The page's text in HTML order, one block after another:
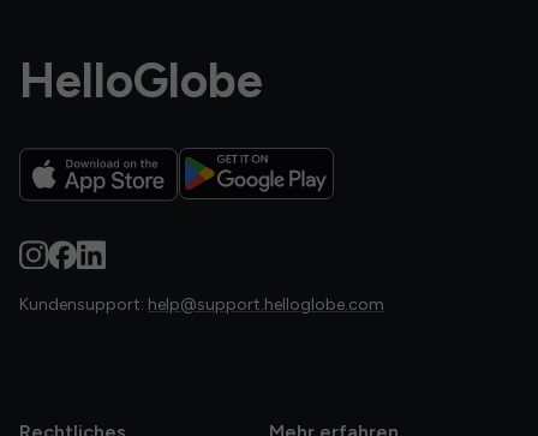
HelloGlobe
Kundensupport: help@support.helloglobe.com